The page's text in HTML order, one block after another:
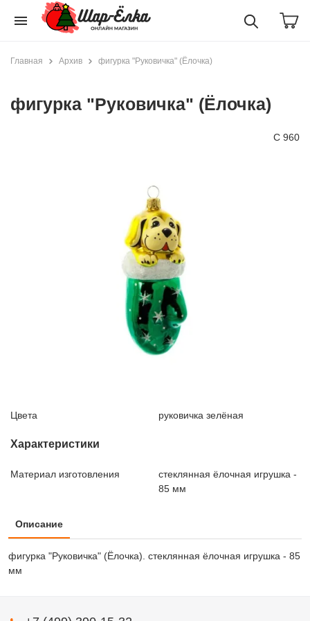
menu
Главная Архив фигурка "Руковичка" (Ёлочка)
фигурка "Руковичка" (Ёлочка)
С 960
Цвета руковичка зелёная
Характеристики
Материал изготовления
стеклянная ёлочная игрушка -
85 мм
Описание
фигурка "Руковичка" (Ёлочка). стеклянная ёлочная игрушка - 85
мм